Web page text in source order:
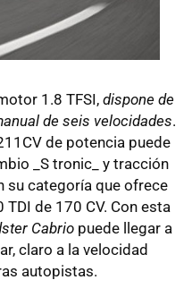
1.8 TFSI,dispone de
de seis velocidades.
de potencia puede
_S tronic_ y tracción
su categoría que ofrece
TDI de 170 CV. Con esta
Cabrio puede llegar a
claro a la velocidad
autopistas.